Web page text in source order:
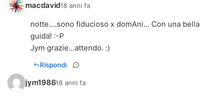
macdavid18 anni fa
notte....sono fiducioso x domAni... Con una bella
guida! :-P
Jym grazie...attendo. :)
Rispondi
jym198618 anni fa